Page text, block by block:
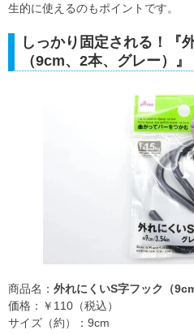
生的に使えるのもポイントです。
しっかり固定される！『
（9cm、2本、グレー）』
商品名： 外れにくいS字フック（
価格：￥110（税込）
サイズ（約）：9cm